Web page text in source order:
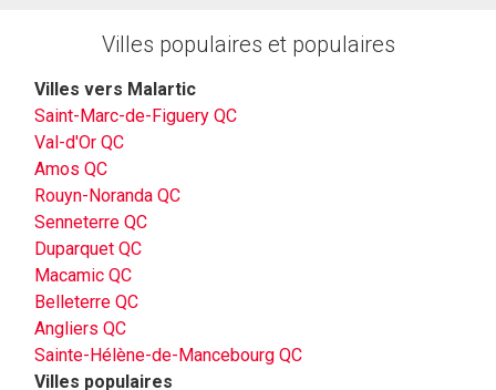
Villes populaires et populaires
Villes vers Malartic
Saint-Marc-de-Figuery QC
Val-d'Or QC
Amos QC
Rouyn-Noranda QC
Senneterre QC
Duparquet QC
Macamic QC
Belleterre QC
Angliers QC
Sainte-Hélène-de-Mancebourg QC
Villes populaires